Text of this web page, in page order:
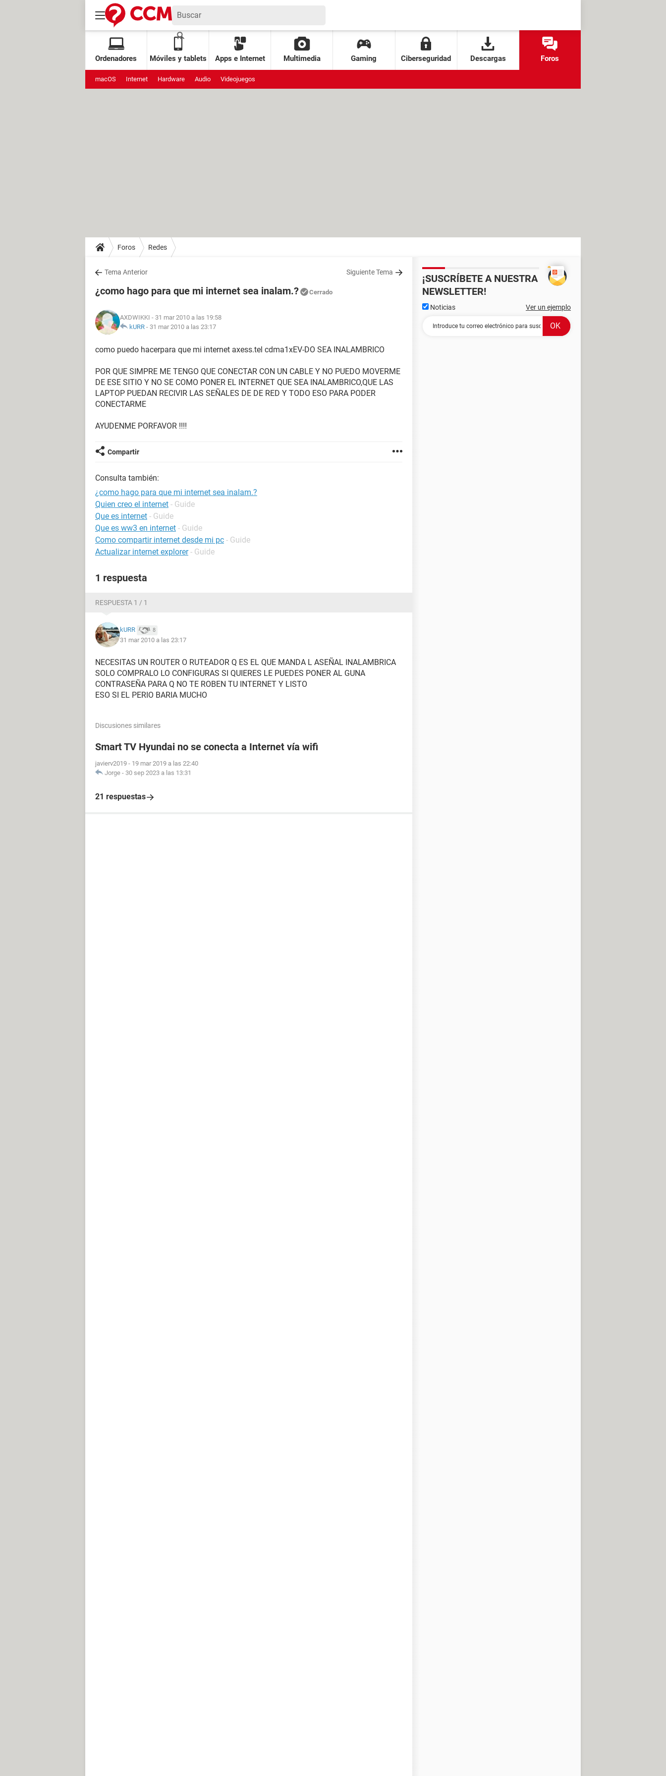
Ordenadores Móviles y tablets Apps e Internet Multimedia Gaming Ciberseguridad Descargas Foros
macOS Internet Hardware Audio Videojuegos
Foros Redes
Tema Anterior Siguiente Tema
¿como hago para que mi internet sea inalam.? Cerrado
AXDWIKKI - 31 mar 2010 a las 19:58
kURR - 31 mar 2010 a las 23:17
como puedo hacerpara que mi internet axess.tel cdma1xEV-DO SEA INALAMBRICO
POR QUE SIMPRE ME TENGO QUE CONECTAR CON UN CABLE Y NO PUEDO MOVERME
DE ESE SITIO Y NO SE COMO PONER EL INTERNET QUE SEA INALAMBRICO,QUE LAS
LAPTOP PUEDAN RECIVIR LAS SEÑALES DE DE RED Y TODO ESO PARA PODER
CONECTARME
AYUDENME PORFAVOR !!!!
Compartir
Consulta también:
¿como hago para que mi internet sea inalam.?
Quien creo el internet - Guide
Que es internet - Guide
Que es ww3 en internet - Guide
Como compartir internet desde mi pc - Guide
Actualizar internet explorer - Guide
1 respuesta
RESPUESTA 1 / 1
kURR 8
31 mar 2010 a las 23:17
NECESITAS UN ROUTER O RUTEADOR Q ES EL QUE MANDA L ASEÑAL INALAMBRICA
SOLO COMPRALO LO CONFIGURAS SI QUIERES LE PUEDES PONER AL GUNA
CONTRASEÑA PARA Q NO TE ROBEN TU INTERNET Y LISTO
ESO SI EL PERIO BARIA MUCHO
Discusiones similares
Smart TV Hyundai no se conecta a Internet vía wifi
javierv2019 - 19 mar 2019 a las 22:40
Jorge - 30 sep 2023 a las 13:31
21 respuestas
¡SUSCRÍBETE A NUESTRA
NEWSLETTER!
Noticias Ver un ejemplo